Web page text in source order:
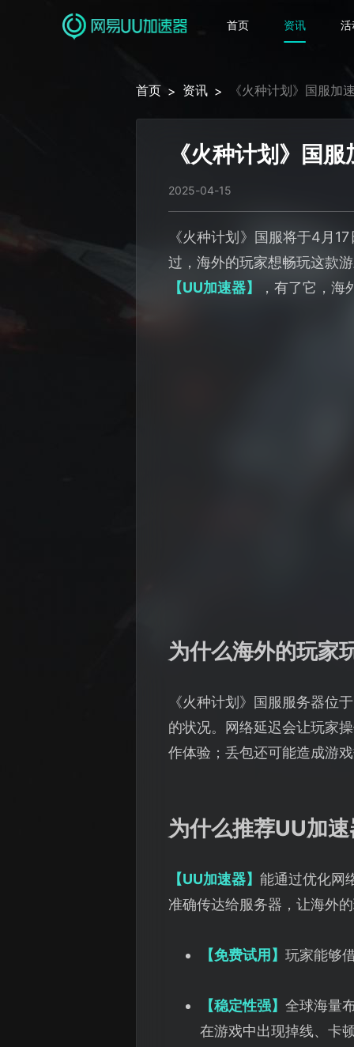
首页 资讯
首页 > 资讯 > 《火种计划》国服加
《火种计划》国
2025-04-15
《火种计划》国服将于4月
过，海外的玩家想畅玩这款
【UU加速器】
，有了它，
为什么海外的玩家
《火种计划》国服服务器位
的状况。网络延迟会让玩家
作体验；丢包还可能造成游
为什么推荐UU加
【UU加速器】 能通过优化网
准确传达给服务器，让海外
【免费试用】 玩家能够
【稳定性强】 全球海量
在游戏中出现掉线、卡